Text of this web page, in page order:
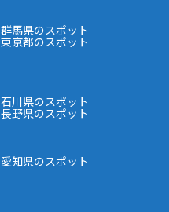
群馬県のスポット
東京都のスポット
石川県のスポット
長野県のスポット
愛知県のスポット